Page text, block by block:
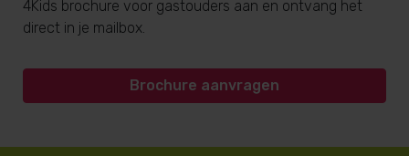
4Kids brochure voor gastouders aan en ontvang het
direct in je mailbox.
Brochure aanvragen